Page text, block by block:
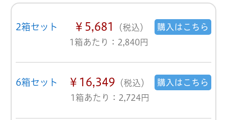
2箱セット ￥5,681
（税込）
1箱あたり：2,840円
購入はこちら
6箱セット ￥16,349 （税込）
1箱あたり：2,724円
購入はこちら